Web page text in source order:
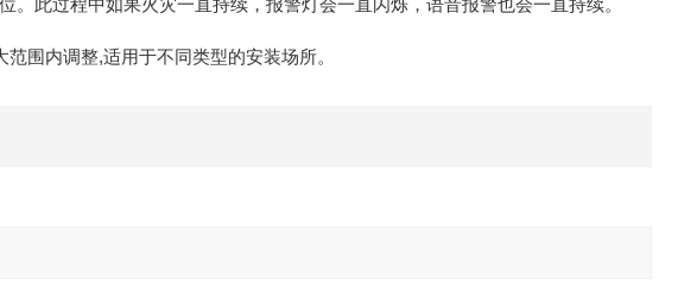
此过程中如果火灾一直持续，报警灯会一直闪烁，语音报警也会一直持续。
围内调整,适用于不同类型的安装场所。